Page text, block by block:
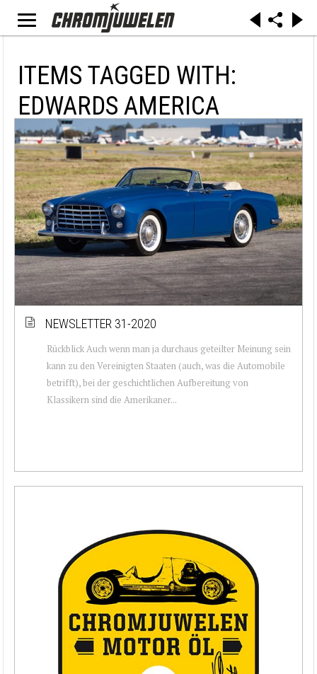
ITEMS TAGGED WITH:
EDWARDS AMERICA
NEWSLETTER 31-2020
Rückblick Auch wenn man ja durchaus geteilter Meinung sein
kann zu den Vereinigten Staaten (auch, was die Automobile
betrifft), bei der geschichtlichen Aufbereitung von
Klassikern sind die Amerikaner...